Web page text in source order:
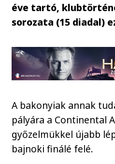
éve tartó,
sorozata (15 diadal)
A bakonyiak annak
pályára a Continental
győzelmükkel újabb
bajnoki finálé felé.